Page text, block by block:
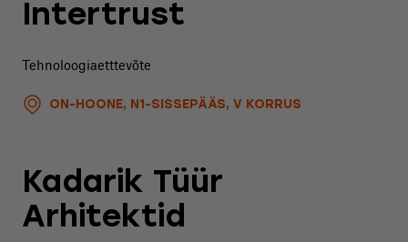
Intertrust
Tehnoloogiaetttevõte
ON-HOONE, N1-SISSEPÄÄS, V KORRUS
Kadarik Tüür
Arhitektid